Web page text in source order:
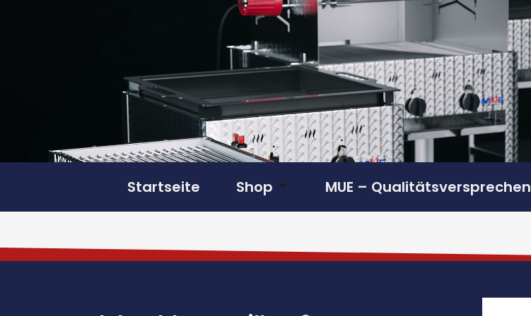
Startseite Shop MUE – Qualitätsversprechen